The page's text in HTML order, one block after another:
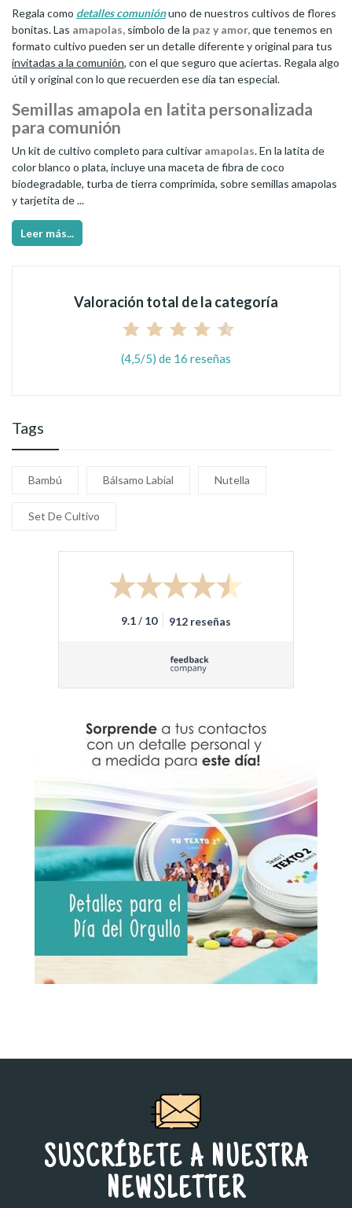
Tags
Bambú Bálsamo Labial Nutella
Set De Cultivo
9.1/ 10 912 reseñas
Regala como detalles comuniónuno de nuestros cultivos de flores
bonitas. Las amapolas, símbolo de la paz y amor,que tenemos en
formato cultivo pueden ser un detalle diferente y original para tus
invitadas a la comunión, con el que seguro que aciertas. Regala algo
útil y original con lo que recuerden ese día tan especial.
Semillas amapola en latita personalizada
para comunión
Un kit de cultivo completo para cultivar amapolas. En la latita de
color blanco o plata, incluye una maceta de fibra de coco
biodegradable, turba de tierra comprimida, sobre semillas amapolas
y tarjetita de ...
Leer más...
Valoración total de la categoría
(4,5/5) de 16 reseñas
SUSCRÍBETE A NUESTRA
NEWSLETTER